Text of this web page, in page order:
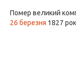
Помер великий
26 березня 1827